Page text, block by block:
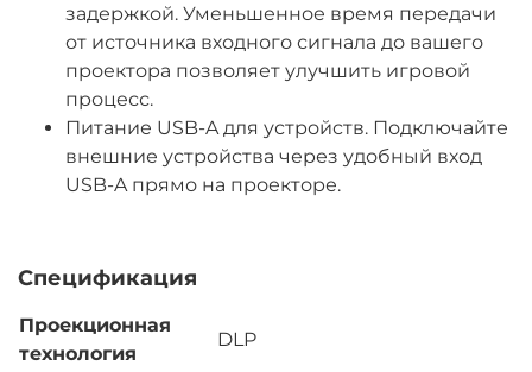
задержкой. Уменьшенное время передачи
от источника входного сигнала до вашего
проектора позволяет улучшить игровой
процесс.
Питание USB-A для устройств. Подключайте
внешние устройства через удобный вход
USB-A прямо на проекторе.
Спецификация
Проекционная
технология
DLP